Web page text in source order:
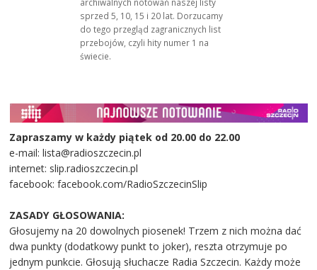
sprzed 5, 10, 15 i 20 lat. Dorzucamy
do tego przegląd zagranicznych list
przebojów, czyli hity numer 1 na
świecie.
Zapraszamy w każdy piątek od 20.00 do 22.00
e-mail: lista@radioszczecin.pl
internet: slip.radioszczecin.pl
facebook: facebook.com/RadioSzczecinSlip
ZASADY GŁOSOWANIA:
Głosujemy na 20 dowolnych piosenek! Trzem z nich można dać
dwa punkty (dodatkowy punkt to joker), reszta otrzymuje po
jednym punkcie. Głosują słuchacze Radia Szczecin. Każdy może